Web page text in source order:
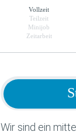
Vollzeit
Teilzeit
Minijob
Zeitarbeit
Wir sind ein